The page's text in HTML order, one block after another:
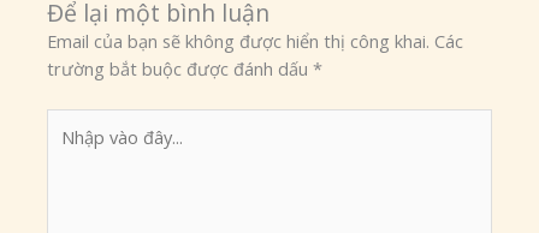
Để lại một bình luận
Email của bạn sẽ không được hiển thị công khai. Các
trường bắt buộc được đánh dấu*
vào